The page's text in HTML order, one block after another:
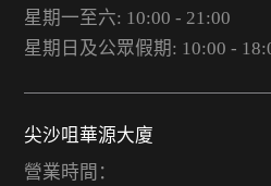
星期一至六: 10:00 - 21:00
星期日及公眾假期: 10:00 -
尖沙咀華源大廈
營業時間：